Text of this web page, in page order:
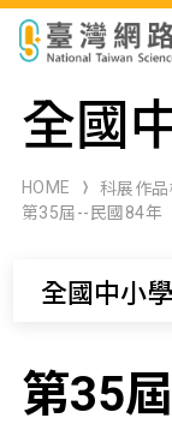
科展作品
科學研習
全國
HOME 科展作
第35屆--民國84年
全國中小
第35